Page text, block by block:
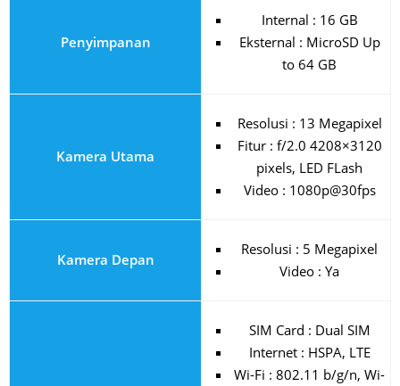
Penyimpanan
Internal : 16 GB
Eksternal : MicroSD Up
to 64 GB
Kamera Utama
Resolusi : 13 Megapixel
Fitur : f/2.0 4208×3120
pixels, LED FLash
Video : 1080p@30fps
Kamera Depan
Resolusi : 5 Megapixel
Video : Ya
SIM Card : Dual SIM
Internet : HSPA, LTE
Wi-Fi : 802.11 b/g/n, Wi-